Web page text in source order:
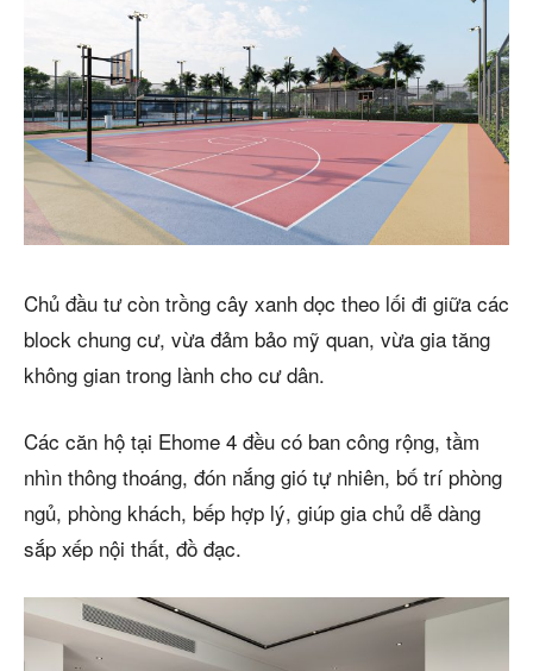
Chủ đầu tư còn trồng cây xanh dọc theo lối đi giữa các
block chung cư, vừa đảm bảo mỹ quan, vừa gia tăng
không gian trong lành cho cư dân.
Các căn hộ tại Ehome 4 đều có ban công rộng, tầm
nhìn thông thoáng, đón nắng gió tự nhiên, bố trí phòng
ngủ, phòng khách, bếp hợp lý, giúp gia chủ dễ dàng
sắp xếp nội thất, đồ đạc.